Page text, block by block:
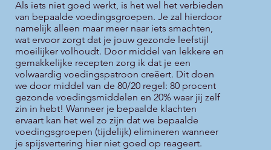
Als iets niet goed werkt, is het wel het verbieden
van bepaalde voedingsgroepen. Je zal hierdoor
namelijk alleen maar meer naar iets smachten,
wat ervoor zorgt dat je jouw gezonde leefstijl
moeilijker volhoudt. Door middel van lekkere en
gemakkelijke recepten zorg ik dat je een
volwaardig voedingspatroon creëert. Dit doen
we door middel van de 80/20 regel: 80 procent
gezonde voedingsmiddelen en 20% waar jij zelf
zin in hebt! Wanneer je bepaalde klachten
ervaart kan het wel zo zijn dat we bepaalde
voedingsgroepen (tijdelijk) elimineren wanneer
je spijsvertering hier niet goed op reageert.